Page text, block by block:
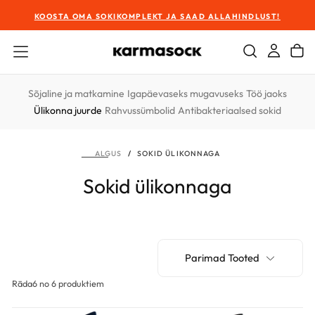
MINEKOOSTA OMA SOKIKOMPLEKT JA SAAD ALLAHINDLUST!
Sõjaline ja matkamine Igapäevaseks mugavuseks Töö jaoks
Ülikonna juurde Rahvussümbolid Antibakteriaalsed sokid
ALGUS / SOKID ÜLIKONNAGA
Sokid ülikonnaga
Parimad Tooted
Rāda6 no 6 produktiem